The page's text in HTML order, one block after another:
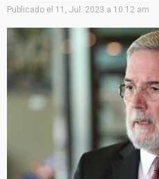
Publicado el 11, Jul. 2023 a 10:12 am